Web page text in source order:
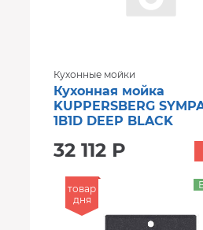
Кухонные мойки
Кухонная мойка
KUPPERSBERG
1B1D DEEP BLACK
32 112 Р
товар
дня